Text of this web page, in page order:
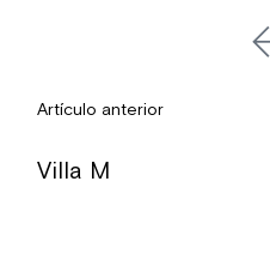
Artículo anterior
Villa M